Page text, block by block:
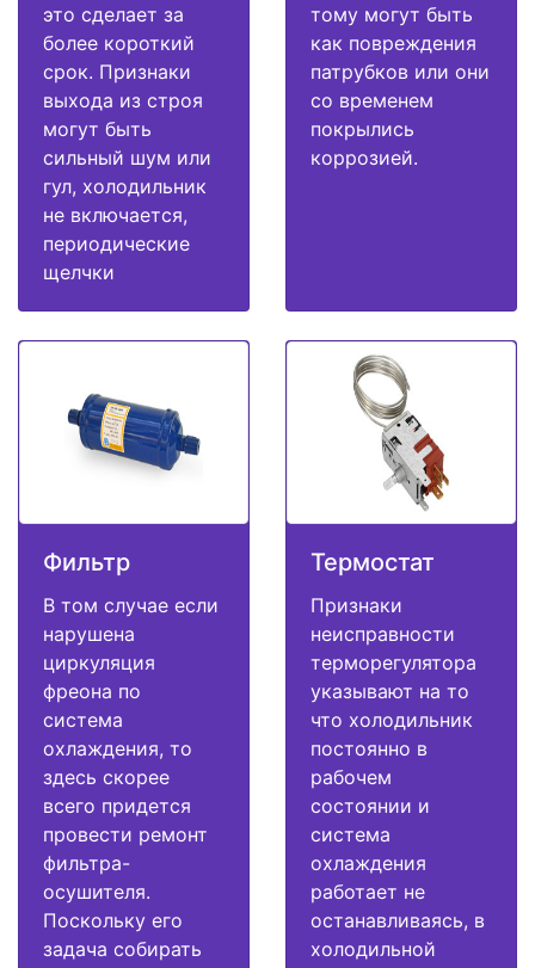
это сделает за
более короткий
срок. Признаки
выхода из строя
могут быть
сильный шум или
гул, холодильник
не включается,
периодические
щелчки
тому могут быть
как повреждения
патрубков или они
со временем
покрылись
коррозией.
Фильтр
В том случае если
нарушена
циркуляция
фреона по
система
охлаждения, то
здесь скорее
всего придется
провести ремонт
фильтра-
осушителя.
Поскольку его
задача собирать
Термостат
Признаки
неисправности
терморегулятора
указывают на то
что холодильник
постоянно в
рабочем
состоянии и
система
охлаждения
работает не
останавливаясь, в
холодильной